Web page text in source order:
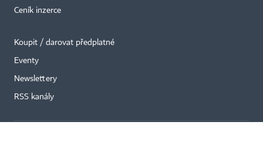
Ceník inzerce
Koupit / darovat předplatné
Eventy
Newslettery
RSS kanály